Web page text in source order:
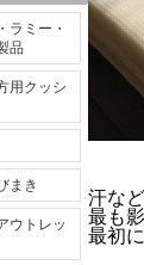
ラミー・
品
用クッシ
まき
ウトレッ
汗な
最も
最初